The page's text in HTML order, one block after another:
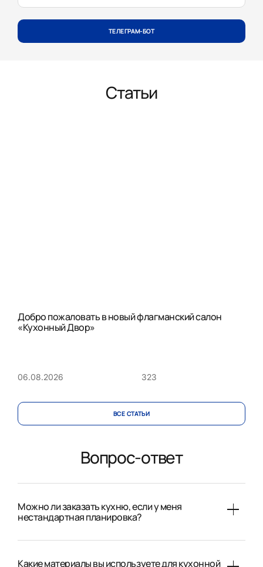
ТЕЛЕГРАМ-БОТ
Статьи
Добро пожаловать в новый флагманский салон
«Кухонный Двор»
06.08.2026 323
ВСЕ CТАТЬИ
Вопрос-ответ
Можно ли заказать кухню, если у меня
нестандартная планировка?
Какие материалы вы используете для кухонной